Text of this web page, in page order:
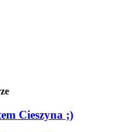
Cieszyna ;)